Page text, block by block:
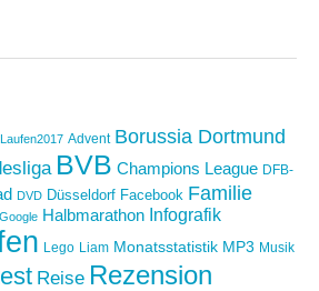
Advent Borussia Dortmund
BVB Champions League DFB-
DVD Düsseldorf Facebook Familie
Google Halbmarathon Infografik
Lego Liam Monatsstatistik MP3 Musik
Reise Rezension